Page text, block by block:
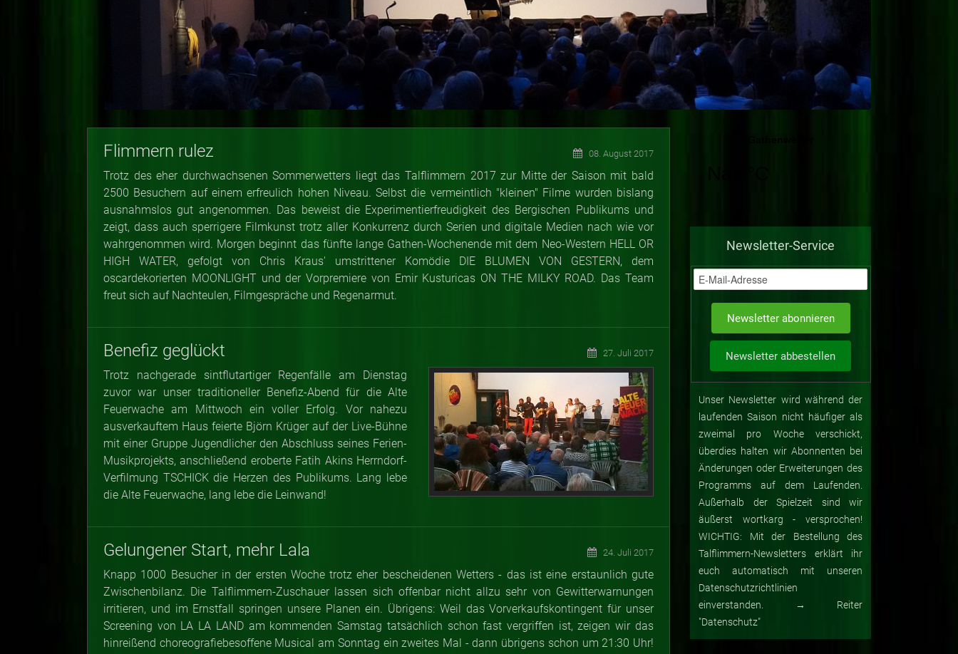
Flimmern rulez 08. August 2017
Trotz des eher durchwachsenen Sommerwetters liegt das Talflimmern 2017 zur Mitte der Saison mit bald
2500 Besuchern auf einem erfreulich hohen Niveau. Selbst die vermeintlich "kleinen" Filme wurden bislang
ausnahmslos gut angenommen. Das beweist die Experimentierfreudigkeit des Bergischen Publikums und
zeigt, dass auch sperrigere Filmkunst trotz aller Konkurrenz durch Serien und digitale Medien nach wie vor
wahrgenommen wird. Morgen beginnt das fünfte lange Gathen-Wochenende mit dem Neo-Western HELL OR
HIGH WATER, gefolgt von Chris Kraus' umstrittener Komödie DIE BLUMEN VON GESTERN, dem
oscardekorierten MOONLIGHT und der Vorpremiere von Emir Kusturicas ON THE MILKY ROAD. Das Team
freut sich auf Nachteulen, Filmgespräche und Regenarmut.
Benefiz geglückt 27. Juli 2017
Trotz nachgerade sintflutartiger Regenfälle am Dienstag
zuvor war unser traditioneller Benefiz-Abend für die Alte
Feuerwache am Mittwoch ein voller Erfolg. Vor nahezu
ausverkauftem Haus feierte Björn Krüger auf der Live-Bühne
mit einer Gruppe Jugendlicher den Abschluss seines Ferien-
Musikprojekts, anschließend eroberte Fatih Akins Herrndorf-
Verfilmung TSCHICK die Herzen des Publikums. Lang lebe
die Alte Feuerwache, lang lebe die Leinwand!
Gelungener Start, mehr Lala 24. Juli 2017
Knapp 1000 Besucher in der ersten Woche trotz eher bescheidenen Wetters - das ist eine erstaunlich gute
Zwischenbilanz. Die Talflimmern-Zuschauer lassen sich offenbar nicht allzu sehr von Gewitterwarnungen
irritieren, und im Ernstfall springen unsere Planen ein. Übrigens: Weil das Vorverkaufskontingent für unser
Screening von LA LA LAND am kommenden Samstag tatsächlich schon fast vergriffen ist, zeigen wir das
hinreißend choreografiebesoffene Musical am Sonntag ein zweites Mal - dann übrigens schon um 21:30 Uhr!
Newsletter-Service
Unser Newsletter wird während der
laufenden Saison nicht häufiger als
zweimal pro Woche verschickt,
überdies halten wir Abonnenten bei
Änderungen oder Erweiterungen des
Programms auf dem Laufenden.
Außerhalb der Spielzeit sind wir
äußerst wortkarg - versprochen!
WICHTIG: Mit der Bestellung des
Talflimmern-Newsletters erklärt ihr
euch automatisch mit unseren
Datenschutzrichtlinien
einverstanden. → Reiter
"Datenschutz"